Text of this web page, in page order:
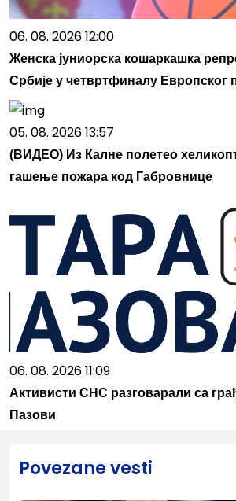
06. 08. 2026 12:00
Женска јуниорска кошаркашка
Србије у четвртфиналу Европског
05. 08. 2026 13:57
(ВИДЕО) Из Калне полетео
гашење пожара код Габровнице
06. 08. 2026 11:09
Активисти СНС разговарали са
Пазови
Povezane vesti